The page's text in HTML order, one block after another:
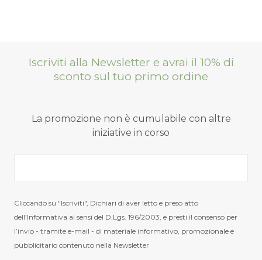
Iscriviti alla Newsletter e avrai il 10% di
sconto sul tuo primo ordine
La promozione non è cumulabile con altre
iniziative in corso
Cliccando su "Iscriviti", Dichiari di aver letto e preso atto
dell’Informativa ai sensi del D.Lgs. 196/2003, e presti il consenso per
l’invio - tramite e-mail - di materiale informativo, promozionale e
pubblicitario contenuto nella Newsletter